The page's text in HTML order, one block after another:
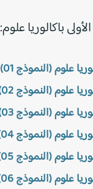
باكالوريا علوم:
علوم (النموذج 01)
علوم (النموذج 02)
علوم (النموذج 03)
علوم (النموذج 04)
علوم (النموذج 05)
علوم (النموذج 06)